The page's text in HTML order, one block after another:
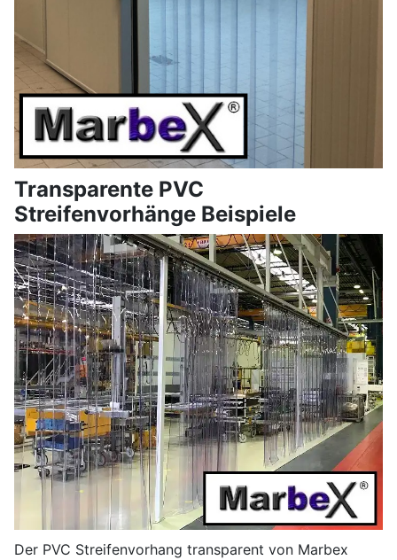
Transparente PVC
Streifenvorhänge Beispiele
Der PVC Streifenvorhang transparent von Marbex